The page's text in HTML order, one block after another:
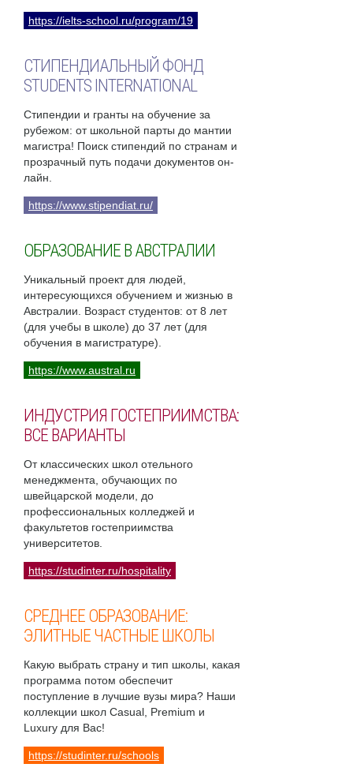
https://ielts-school.ru/program/19
СТИПЕНДИАЛЬНЫЙ ФОНД
STUDENTS INTERNATIONAL
Стипендии и гранты на обучение за
рубежом: от школьной парты до мантии
магистра! Поиск стипендий по странам и
прозрачный путь подачи документов он-
лайн.
https://www.stipendiat.ru/
ОБРАЗОВАНИЕ В АВСТРАЛИИ
Уникальный проект для людей,
интересующихся обучением и жизнью в
Австралии. Возраст студентов: от 8 лет
(для учебы в школе) до 37 лет (для
обучения в магистратуре).
https://www.austral.ru
ИНДУСТРИЯ ГОСТЕПРИИМСТВА:
ВСЕ ВАРИАНТЫ
От классических школ отельного
менеджмента, обучающих по
швейцарской модели, до
профессиональных колледжей и
факультетов гостеприимства
университетов.
https://studinter.ru/hospitality
СРЕДНЕЕ ОБРАЗОВАНИЕ:
ЭЛИТНЫЕ ЧАСТНЫЕ ШКОЛЫ
Какую выбрать страну и тип школы, какая
программа потом обеспечит
поступление в лучшие вузы мира? Наши
коллекции школ Casual, Premium и
Luxury для Вас!
https://studinter.ru/schools